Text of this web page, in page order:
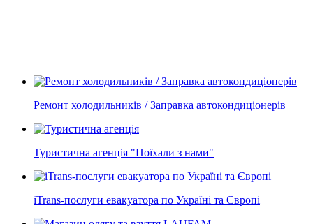
Ремонт холодильників / Заправка автокондиціонерів
Туристична агенція "Поїхали з нами"
iTrans-послуги евакуатора по Україні та Європі